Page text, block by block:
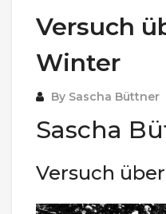
Versuch
Winter
By Sascha Büttner
Sascha
Versuch